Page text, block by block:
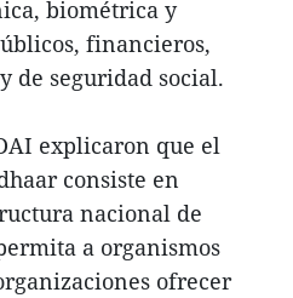
biométrica y
financieros,
de seguridad social.
explicaron que el
consiste en
nacional de
a organismos
ofrecer